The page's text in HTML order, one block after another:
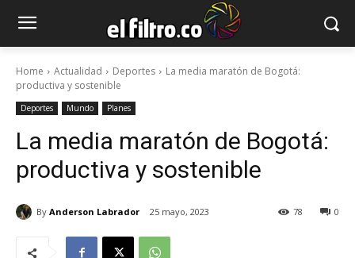
Home Actualidad Deportes
La media maratón de Bogotá:
productiva y sostenible
Deportes Mundo Planes
La media maratón de Bogotá:
productiva y sostenible
By Anderson Labrador 25 mayo, 2023 0
78